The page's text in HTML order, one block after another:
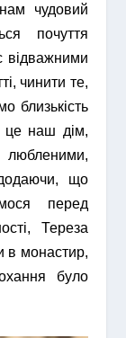
чудовий
почуття
відважними
чинити те,
близькість
це наш дім,
що
перед
Тереза
в монастир,
було